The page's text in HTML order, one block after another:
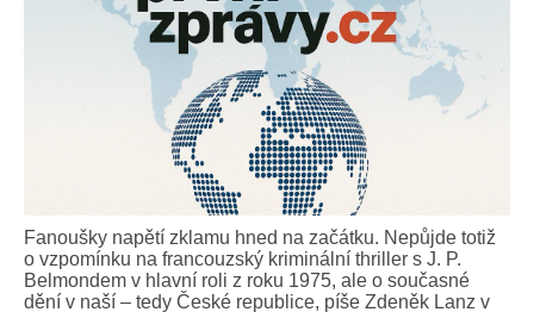
Fanoušky napětí zklamu hned na začátku. Nepůjde totiž
o vzpomínku na francouzský kriminální thriller s J. P.
Belmondem v hlavní roli z roku 1975, ale o současné
dění v naší – tedy České republice, píše Zdeněk Lanz v